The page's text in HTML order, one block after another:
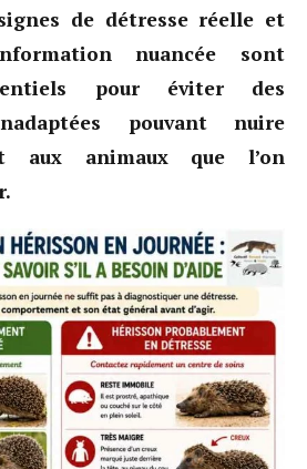
de détresse réelle et
nuancée sont
pour éviter des
pouvant nuire
aux animaux que l’on